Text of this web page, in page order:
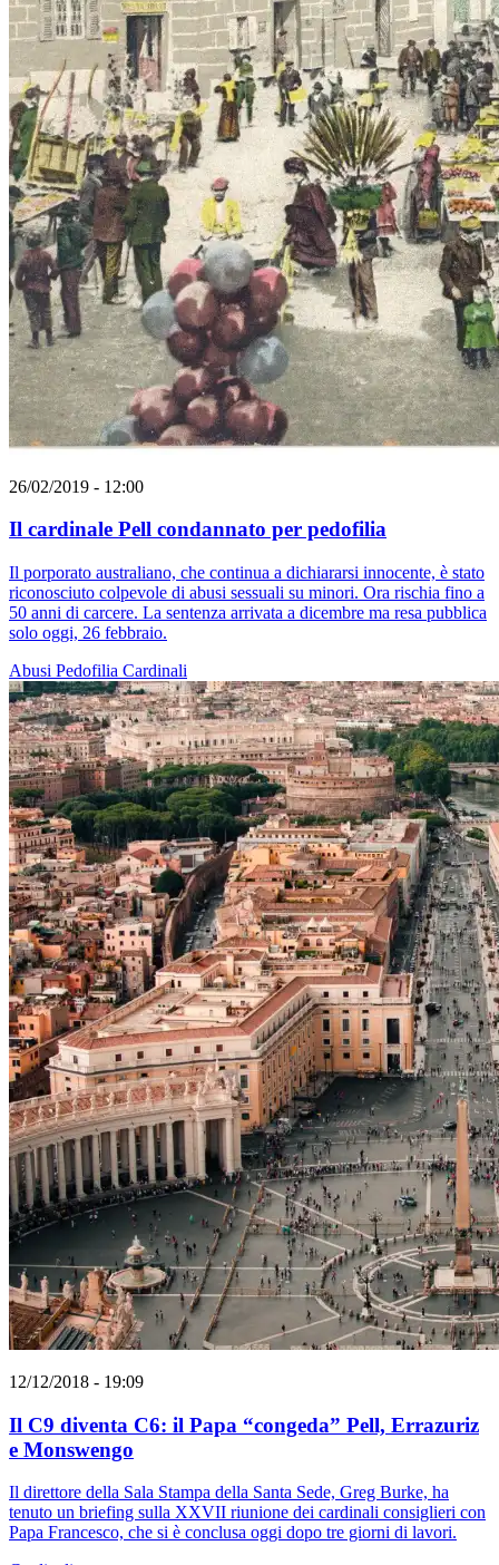
26/02/2019 - 12:00
Il cardinale Pell condannato per pedofilia
Il porporato australiano, che continua a dichiararsi innocente, è stato
riconosciuto colpevole di abusi sessuali su minori. Ora rischia fino a
50 anni di carcere. La sentenza arrivata a dicembre ma resa pubblica
solo oggi, 26 febbraio.
Abusi Pedofilia Cardinali
12/12/2018 - 19:09
Il C9 diventa C6: il Papa “congeda” Pell, Errazuriz
e Monswengo
Il direttore della Sala Stampa della Santa Sede, Greg Burke, ha
tenuto un briefing sulla XXVII riunione dei cardinali consiglieri con
Papa Francesco, che si è conclusa oggi dopo tre giorni di lavori.